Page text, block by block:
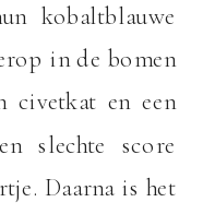
kobaltblauwe
in de bomen
civetkat en een
slechte score
Daarna is het